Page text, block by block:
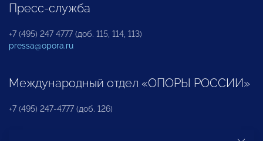
Пресс-служба
+7 (495) 247 4777 (доб. 115, 114, 113)
pressa@opora.ru
Международный отдел «ОПОРЫ РОССИИ»
+7 (495) 247-4777 (доб. 126)